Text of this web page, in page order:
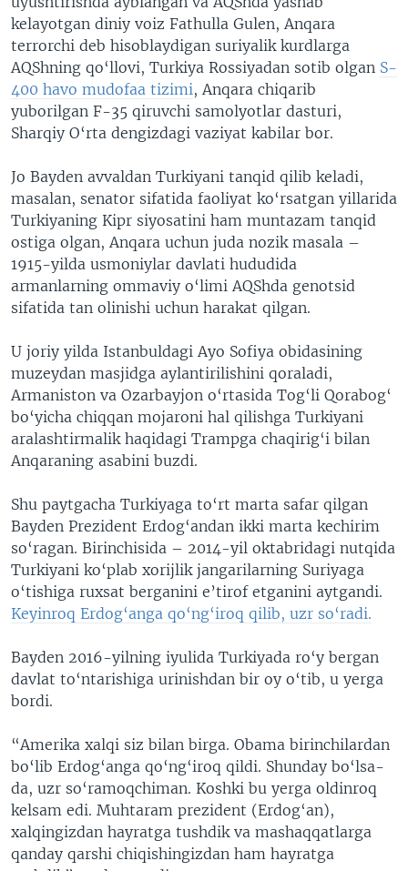
kelayotgan diniy voiz Fathulla Gulen, Anqara
terrorchi deb hisoblaydigan suriyalik kurdlarga
AQShning qo‘llovi, Turkiya Rossiyadan sotib olgan S-
400 havo mudofaa tizimi, Anqara chiqarib
yuborilgan F-35 qiruvchi samolyotlar dasturi,
Sharqiy O‘rta dengizdagi vaziyat kabilar bor.
Jo Bayden avvaldan Turkiyani tanqid qilib keladi,
masalan, senator sifatida faoliyat ko‘rsatgan yillarida
Turkiyaning Kipr siyosatini ham muntazam tanqid
ostiga olgan, Anqara uchun juda nozik masala –
1915-yilda usmoniylar davlati hududida
armanlarning ommaviy o‘limi AQShda genotsid
sifatida tan olinishi uchun harakat qilgan.
U joriy yilda Istanbuldagi Ayo Sofiya obidasining
muzeydan masjidga aylantirilishini qoraladi,
Armaniston va Ozarbayjon o‘rtasida Tog‘li Qorabog‘
bo‘yicha chiqqan mojaroni hal qilishga Turkiyani
aralashtirmalik haqidagi Trampga chaqirig‘i bilan
Anqaraning asabini buzdi.
Shu paytgacha Turkiyaga to‘rt marta safar qilgan
Bayden Prezident Erdog‘andan ikki marta kechirim
so‘ragan. Birinchisida – 2014-yil oktabridagi nutqida
Turkiyani ko‘plab xorijlik jangarilarning Suriyaga
o‘tishiga ruxsat berganini e’tirof etganini aytgandi.
Keyinroq Erdog‘anga qo‘ng‘iroq qilib, uzr so‘radi.
Bayden 2016-yilning iyulida Turkiyada ro‘y bergan
davlat to‘ntarishiga urinishdan bir oy o‘tib, u yerga
bordi.
“Amerika xalqi siz bilan birga. Obama birinchilardan
bo‘lib Erdog‘anga qo‘ng‘iroq qildi. Shunday bo‘lsa-
da, uzr so‘ramoqchiman. Koshki bu yerga oldinroq
kelsam edi. Muhtaram prezident (Erdog‘an),
xalqingizdan hayratga tushdik va mashaqqatlarga
qanday qarshi chiqishingizdan ham hayratga